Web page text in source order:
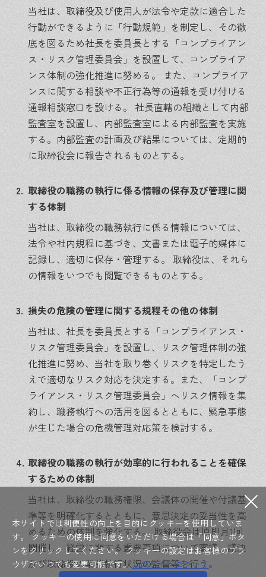
当社は、取締役及び使用人が法令や定款に適合した
行動ができるように「行動規範」を制定し、その徹
底を図るため社長を委員長とする「コンプライアン
ス・リスク管理委員会」を設置して、コンプライア
ンス体制の強化推進に努める。
また、コンプライア
ンスに関する相談や不正行為等の通報を受け付ける
通報相談窓口を設ける。 社長直轄の組織として内部
監査室を設置し、内部監査室による内部監査を実施
する。内部監査の計画及び結果については、定期的
に取締役会に報告されるものとする。
2. 取締役の職務の執行に係る情報の保存及び管理に関
する体制
当社は、取締役の職務執行に係る情報については、
法令や社内規程に基づき、文書または電子的媒体に
記録し、適切に保存・管理する。 取締役は、それら
の情報をいつでも閲覧できるものとする。
3. 損失の危険の管理に関する規程その他の体制
当社は、社長を委員長とする「コンプライアンス・
リスク管理委員会」を設置し、リスク管理体制の強
化推進に努め、当社を取り巻くリスクを特定したう
えで適切なリスク対応を決定する。また、「コンプ
ライアンス・リスク管理委員会」へリスク情報を集
約し、職務執行への活用を図るとともに、緊急事態
が生じた場合の危機管理対応策を検討する。
4. 取締役の職務の執行が効率的に行われることを確保
するための体制
当社は、取締役の職務権限、会議体の開催や付議基
準等を明確化するとともに、意思決定の妥当性を高
めるための体制を強化する。取締役会は原則月1回
開催し、経営に関する重要事項について審議、議決
及び取締役の業務執行状況の監督等を行う。
本サイトでは利便性の向上を目的にクッキーを使用していま
す。 クッキーの使用に同意をいただける場合は「同意」ボタ
ンをクリックしてください。 クッキーの設定はお客様のブラ
ウザでいつでも変更可能です。このサイトについて